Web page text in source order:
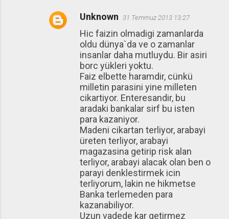
Unknown 31 Temmuz 2013 13:27
Hic faizin olmadigi zamanlarda
oldu dünya`da ve o zamanlar
insanlar daha mutluydu. Bir asiri
borc yükleri yoktu.
Faiz elbette haramdir, cünkü
milletin parasini yine milleten
cikartiyor. Enteresandir, bu
aradaki bankalar sirf bu isten
para kazaniyor.
Madeni cikartan terliyor, arabayi
üreten terliyor, arabayi
magazasina getirip risk alan
terliyor, arabayi alacak olan ben o
parayi denklestirmek icin
terliyorum, lakin ne hikmetse
Banka terlemeden para
kazanabiliyor.
Uzun vadede kar getirmez